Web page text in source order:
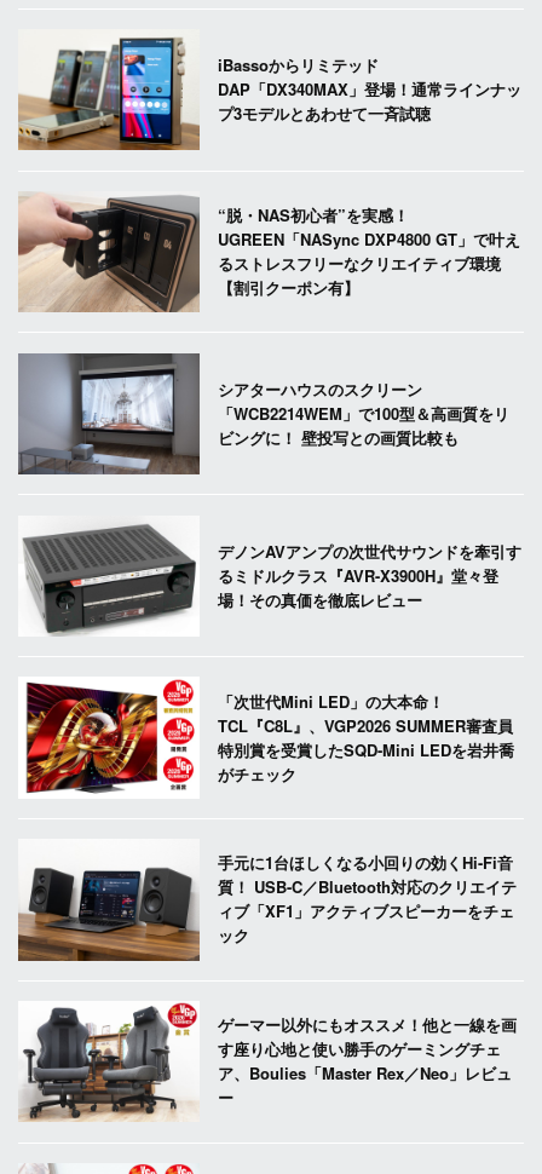
iBassoからリミテッド
DAP「DX340MAX」登場！通常ラインナッ
プ3モデルとあわせて一斉試聴
“脱・NAS初心者”を実感！
UGREEN「NASync DXP4800 GT」で叶え
るストレスフリーなクリエイティブ環境
【割引クーポン有】
シアターハウスのスクリーン
「WCB2214WEM」で100型＆高画質をリ
ビングに！ 壁投写との画質比較も
デノンAVアンプの次世代サウンドを牽引す
るミドルクラス『AVR-X3900H』堂々登
場！その真価を徹底レビュー
「次世代Mini LED」の大本命！
TCL『C8L』、VGP2026 SUMMER審査員
特別賞を受賞したSQD-Mini LEDを岩井喬
がチェック
手元に1台ほしくなる小回りの効くHi-Fi音
質！ USB-C／Bluetooth対応のクリエイテ
ィブ「XF1」アクティブスピーカーをチェ
ック
ゲーマー以外にもオススメ！他と一線を画
す座り心地と使い勝手のゲーミングチェ
ア、Boulies「Master Rex／Neo」レビュ
ー